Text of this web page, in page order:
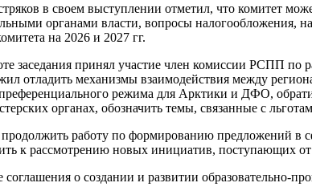
в своем выступлении отметил, что комитет
органами власти, вопросы
на 2026 и 2027 гг.
заседания принял участие член комиссии РСПП
отладить механизмы взаимодействия между
режима для Арктики и ДФО,
органах, обозначить темы, связанные с
работу по формированию предложений в
к рассмотрению новых инициатив, поступающих
соглашения о создании и развитии образовательно-